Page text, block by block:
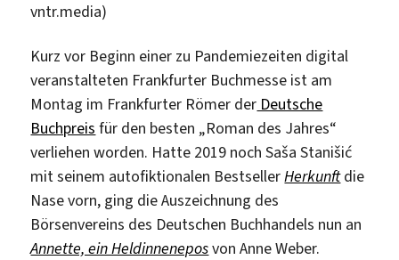
vntr.media)
Kurz vor Beginn einer zu Pandemiezeiten digital
veranstalteten Frankfurter Buchmesse ist am
Montag im Frankfurter Römer der Deutsche
Buchpreis für den besten „Roman des Jahres“
verliehen worden. Hatte 2019 noch Saša Stanišić
mit seinem autofiktionalen BestsellerHerkunftdie
Nase vorn, ging die Auszeichnung des
Börsenvereins des Deutschen Buchhandels nun an
Annette, ein Heldinneneposvon Anne Weber.